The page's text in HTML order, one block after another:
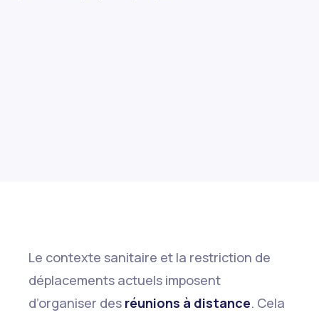
Le contexte sanitaire et la restriction de
déplacements actuels imposent
d’organiser des réunions à distance. Cela